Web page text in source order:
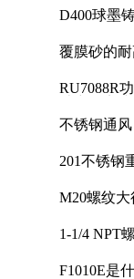
D400球墨
覆膜砂的
RU7088R
不锈钢通
201不锈钢
M20螺纹
1-1/4 NPT
F1010E是